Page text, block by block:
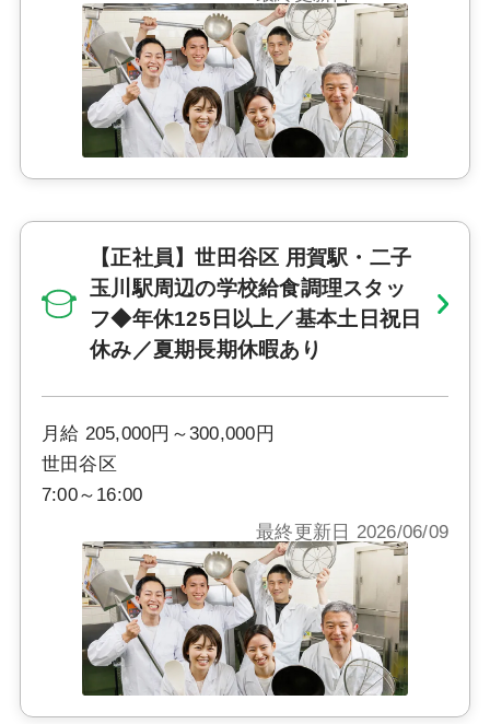
【正社員】世田谷区 用賀駅・二子
玉川駅周辺の学校給食調理スタッ
フ◆年休125日以上／基本土日祝日
休み／夏期長期休暇あり
月給 205,000円～300,000円
世田谷区
7:00～16:00
最終更新日 2026/06/09